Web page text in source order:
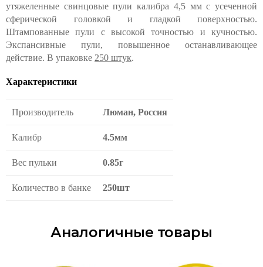
утяжеленные свинцовые пули калибра 4,5 мм с усеченной
сферической головкой и гладкой поверхностью.
Штампованные пули с высокой точностью и кучностью.
Экспансивные пули, повышенное останавливающее
действие. В упаковке 250 штук.
Характеристики
Производитель Люман, Россия
Калибр 4.5мм
Вес пульки 0.85г
Количество в банке 250шт
Аналогичные товары